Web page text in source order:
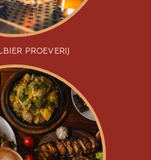
proeverij